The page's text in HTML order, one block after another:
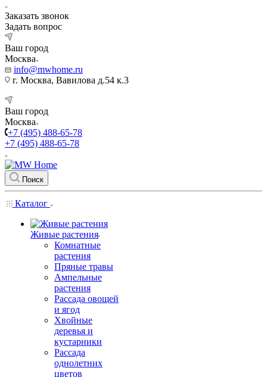
Заказать звонок
Задать вопрос
Ваш город
Москва
info@mwhome.ru
г. Москва, Вавилова д.54 к.3
Ваш город
Москва
+7 (495) 488-65-78
+7 (495) 488-65-78
Поиск
Каталог
Живые растения
Комнатные
растения
Пряные травы
Ампельные
растения
Рассада овощей
и ягод
Хвойные
деревья и
кустарники
Рассада
однолетних
цветов